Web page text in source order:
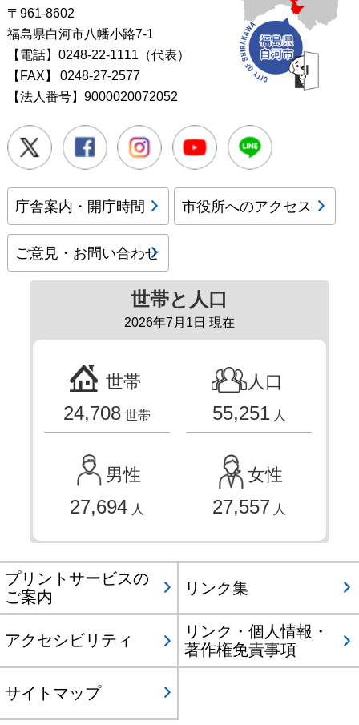
〒961-8602
福島県白河市八幡小路7-1
【電話】0248-22-1111（代表）
【FAX】
0248-27-2577
【法人番号】9000020072052
Twitter FacebookInstagramYoutube
庁舎案内・開庁時間 市役所へのアクセス
ご意見・お問い合わせ
世帯と人口
2026年7月1日 現在
世帯
24,708 世帯
人口
55,251 人
男性
27,694 人
女性
27,557 人
プリントサービスの
ご案内
リンク集
アクセシビリティ
リンク・個人情報・
著作権免責事項
サイトマップ